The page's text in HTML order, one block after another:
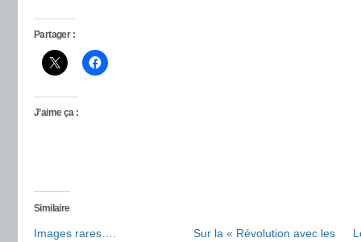
Partager :
J’aime ça :
Similaire
Images rares….
Sur la « Révolution avec les